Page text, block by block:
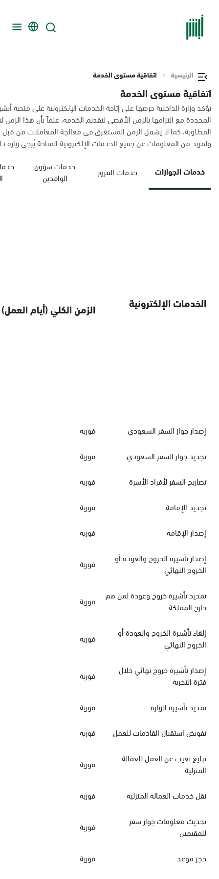
الرئيسية اتفاقية مستوى الخدمة
اتفاقية مستوى الخدمة
تؤكد وزارة الداخلية حرصها على إتاحة الخدمات الإلكترونية على منصة
المحددة مع التزامها بالزمن الأقصى لتقديم الخدمة، علماً بأن هذا
المطلوبة، كما لا يشمل الزمن المستغرق في معالجة المعاملات من
ولمزيد من المعلومات عن جميع الخدمات الإلكترونية المتاحة يُرجى زيارة
خدمات الجوازات خدمات المرور
خدمات شؤون
الوافدين
الخدمات الإلكترونية الزمن الكلي (أيام العمل)
إصدار جواز السفر السعودي
فورية
تجديد جواز السفر السعودي
فورية
تصاريح السفر لأفراد الأسرة
فورية
تجديد الإقامة
فورية
إصدار الإقامة
فورية
إصدار تأشيرة الخروج والعودة أو
الخروج النهائي
فورية
تمديد تأشيرة خروج وعودة لمن هم
خارج المملكة
فورية
إلغاء تأشيرة الخروج والعودة أو
الخروج النهائي
فورية
إصدار تأشيرة خروج نهائي خلال
فترة التجربة
فورية
تمديد تأشيرة الزيارة
فورية
تفويض استقبال القادمات للعمل
فورية
تبليغ تغيب عن العمل للعمالة
المنزلية
فورية
نقل خدمات العمالة المنزلية
فورية
تحديث معلومات جواز سفر
للمقيمين
فورية
حجز موعد
فورية